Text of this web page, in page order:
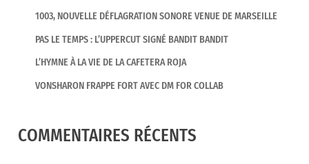
1003, NOUVELLE DÉFLAGRATION SONORE VENUE DE MARSEILLE
PAS LE TEMPS : L’UPPERCUT SIGNÉ BANDIT BANDIT
L’HYMNE À LA VIE DE LA CAFETERA ROJA
VONSHARON FRAPPE FORT AVEC DM FOR COLLAB
COMMENTAIRES RÉCENTS